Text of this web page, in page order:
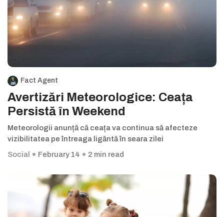
Fact Agent
Avertizări Meteorologice: Ceața
Persistă în Weekend
Meteorologii anunță că ceața va continua să afecteze
vizibilitatea pe întreaga ligăntă în seara zilei
Social
February 14 2 min read